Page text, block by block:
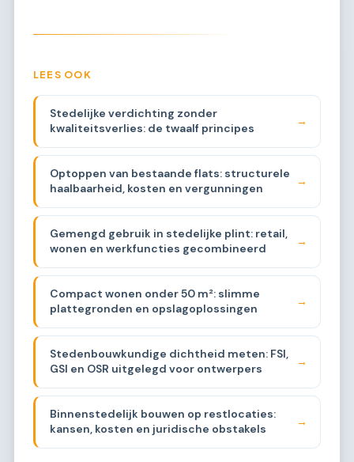
LEES OOK
Stedelijke verdichting zonder
kwaliteitsverlies: de twaalf principes
→
Optoppen van bestaande flats: structurele
haalbaarheid, kosten en vergunningen
→
Gemengd gebruik in stedelijke plint: retail,
wonen en werkfuncties gecombineerd
→
Compact wonen onder 50 m²: slimme
plattegronden en opslagoplossingen
→
Stedenbouwkundige dichtheid meten: FSI,
GSI en OSR uitgelegd voor ontwerpers
→
Binnenstedelijk bouwen op restlocaties:
kansen, kosten en juridische obstakels
→